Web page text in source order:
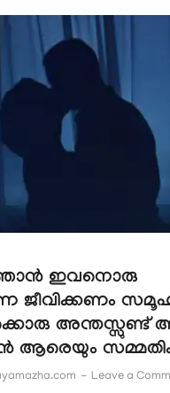
ഞാൻ ഇവനൊരു
ജീവിക്കണം
അന്തസ്സുണ്ട്
- Leave a